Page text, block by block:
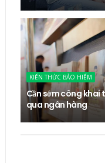
KIẾN THỨC BẢO HIỂM
Cần sớm công khai
qua ngân hàng